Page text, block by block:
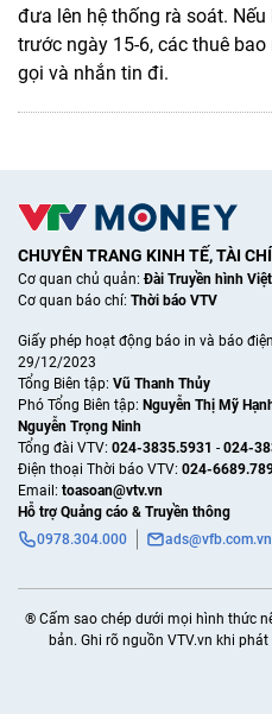
đưa lên hệ thống rà soát.
trước ngày 15-6, các thuê
gọi và nhắn tin đi.
CHUYÊN TRANG KINH TẾ, TÀI
Cơ quan chủ quản:Đài Truyền hình
Cơ quan báo chí: Thời báo VTV
Giấy phép hoạt động báo in và báo
29/12/2023
Tổng Biên tập: Vũ Thanh Thủy
Phó Tổng Biên tập: Nguyễn Thị Mỹ
Nguyễn Trọng Ninh
Tổng đài VTV: 024-3835.5931 - 024-
Ðiện thoại Thời báo VTV: 024-
Email: toasoan@vtv.vn
Hỗ trợ Quảng cáo & Truyền thông
0978.304.000
ads@vfb.com.vn
® Cấm sao chép dưới mọi hình thức
bản. Ghi rõ nguồn VTV.vn khi